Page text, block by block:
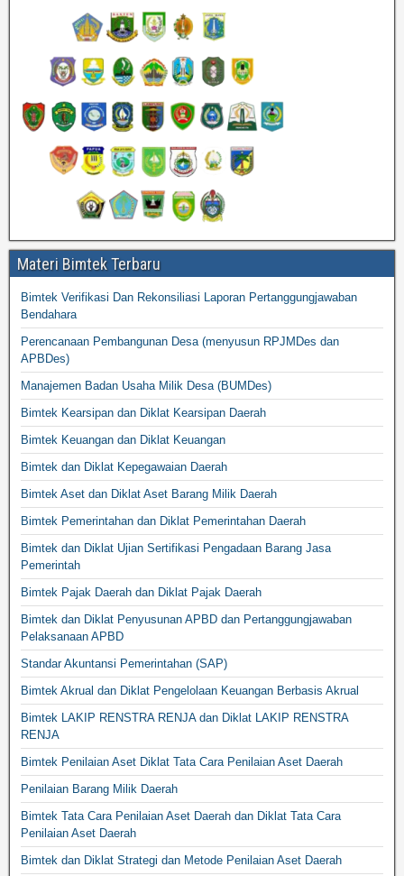
Materi Bimtek Terbaru
Bimtek Verifikasi Dan Rekonsiliasi Laporan Pertanggungjawaban
Bendahara
Perencanaan Pembangunan Desa (menyusun RPJMDes dan
APBDes)
Manajemen Badan Usaha Milik Desa (BUMDes)
Bimtek Kearsipan dan Diklat Kearsipan Daerah
Bimtek Keuangan dan Diklat Keuangan
Bimtek dan Diklat Kepegawaian Daerah
Bimtek Aset dan Diklat Aset Barang Milik Daerah
Bimtek Pemerintahan dan Diklat Pemerintahan Daerah
Bimtek dan Diklat Ujian Sertifikasi Pengadaan Barang Jasa
Pemerintah
Bimtek Pajak Daerah dan Diklat Pajak Daerah
Bimtek dan Diklat Penyusunan APBD dan Pertanggungjawaban
Pelaksanaan APBD
Standar Akuntansi Pemerintahan (SAP)
Bimtek Akrual dan Diklat Pengelolaan Keuangan Berbasis Akrual
Bimtek LAKIP RENSTRA RENJA dan Diklat LAKIP RENSTRA
RENJA
Bimtek Penilaian Aset Diklat Tata Cara Penilaian Aset Daerah
Penilaian Barang Milik Daerah
Bimtek Tata Cara Penilaian Aset Daerah dan Diklat Tata Cara
Penilaian Aset Daerah
Bimtek dan Diklat Strategi dan Metode Penilaian Aset Daerah